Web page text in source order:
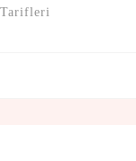
Tarifleri